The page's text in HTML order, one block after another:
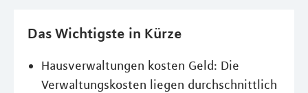
Das Wichtigste in Kürze
Hausverwaltungen kosten Geld: Die
Verwaltungskosten liegen durchschnittlich